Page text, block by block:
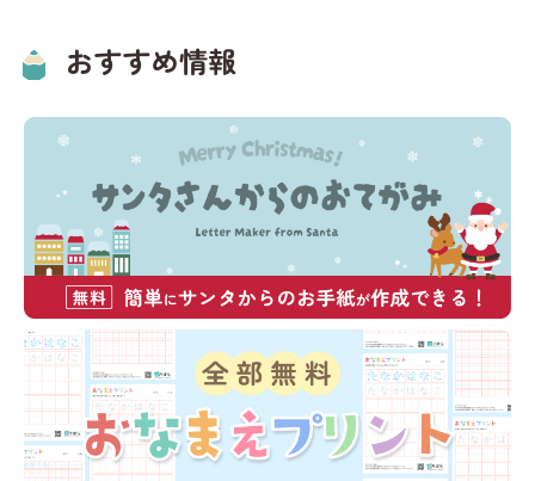
おすすめ情報